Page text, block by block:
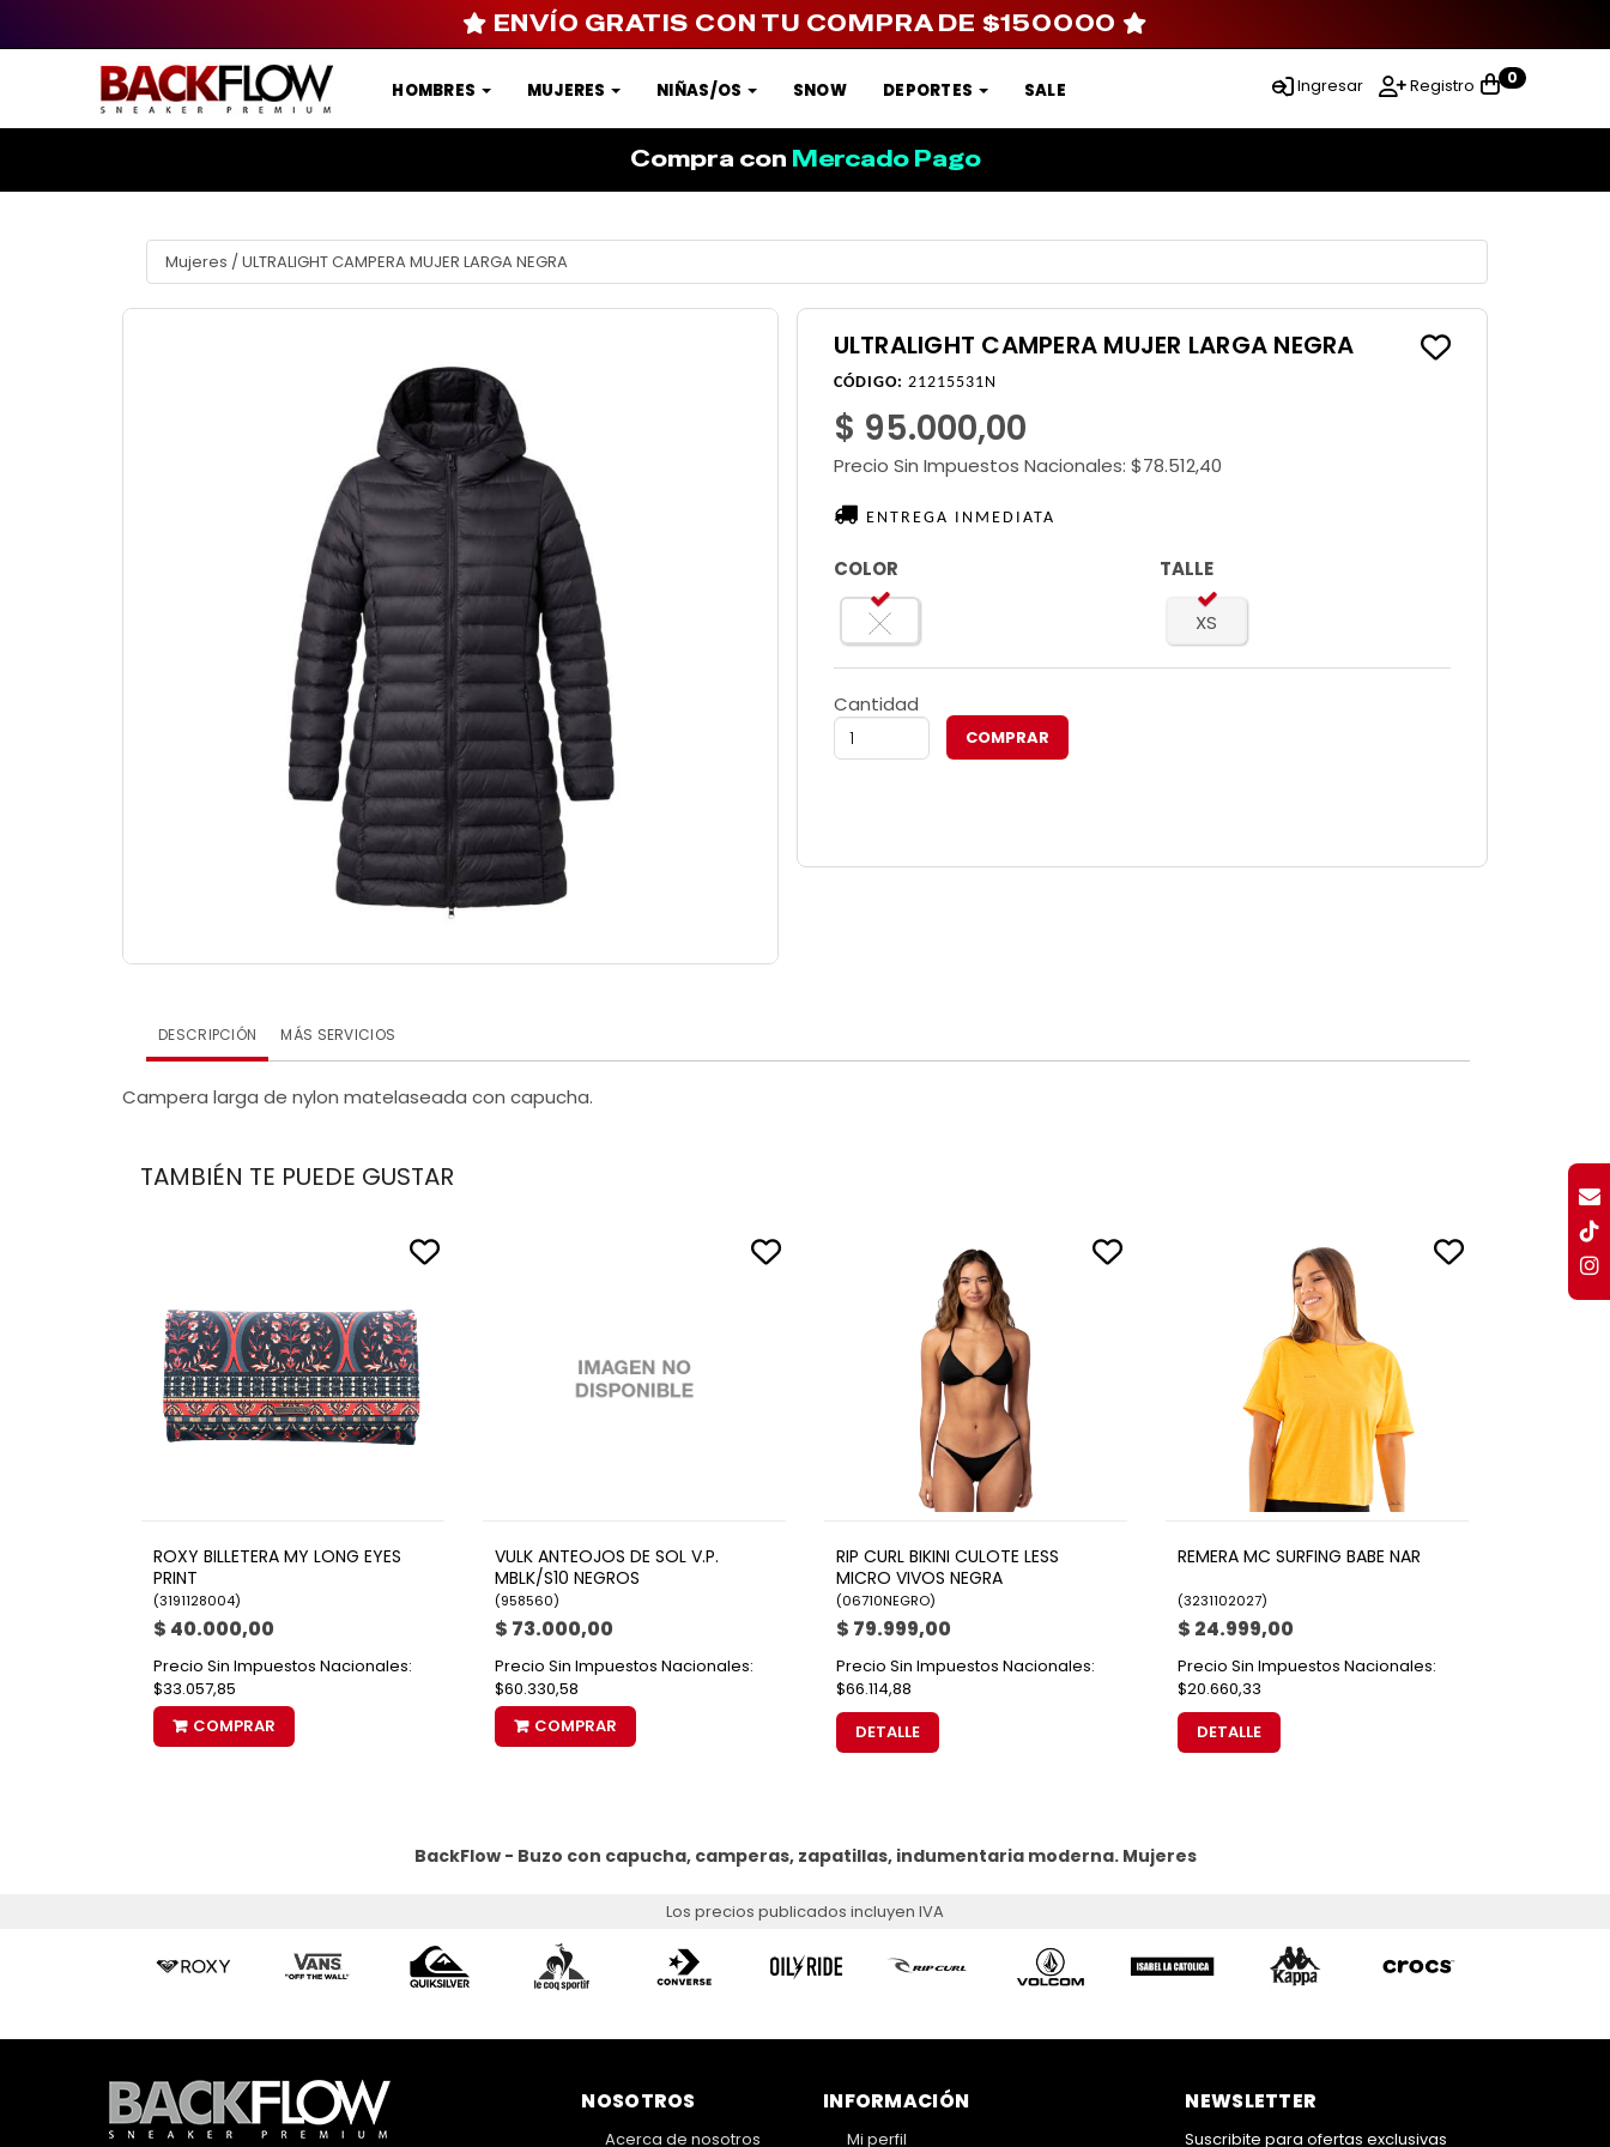
Ingresar Registro 0
HOMBRES MUJERES NIÑAS/OS SNOW DEPORTES SALE
ENVÍO GRATIS CON TU COMPRA DE $150000
Compra con Mercado Pago
Mujeres / ULTRALIGHT CAMPERA MUJER LARGA NEGRA
ULTRALIGHT CAMPERA MUJER LARGA NEGRA
CÓDIGO: 21215531N
$ 95.000,00
Precio Sin Impuestos Nacionales: $78.512,40
ENTREGA INMEDIATA
COLOR TALLE
XS
Cantidad
DESCRIPCIÓN MÁS SERVICIOS
Campera larga de nylon matelaseada con capucha.
TAMBIÉN TE PUEDE GUSTAR
ROXY BILLETERA MY LONG EYES
PRINT
(3191128004)
$ 40.000,00
Precio Sin Impuestos Nacionales:
$33.057,85
COMPRAR
VULK ANTEOJOS DE SOL V.P.
MBLK/S10 NEGROS
(958560)
$ 73.000,00
Precio Sin Impuestos Nacionales:
$60.330,58
COMPRAR
RIP CURL BIKINI CULOTE LESS
MICRO VIVOS NEGRA
(06710NEGRO)
$ 79.999,00
Precio Sin Impuestos Nacionales:
$66.114,88
DETALLE
REMERA MC SURFING BABE NAR
(3231102027)
$ 24.999,00
Precio Sin Impuestos Nacionales:
$20.660,33
DETALLE
BackFlow - Buzo con capucha, camperas, zapatillas, indumentaria moderna. Mujeres
Los precios publicados incluyen IVA
NOSOTROS
Acerca de nosotros
INFORMACIÓN
Mi perfil
NEWSLETTER
Suscribite para ofertas exclusivas